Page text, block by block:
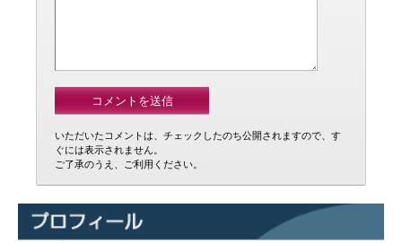
いただいたコメントは、チェックしたのち公開されますので、す
ぐには表示されません。
ご了承のうえ、ご利用ください。